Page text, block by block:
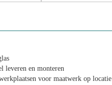
leveren en monteren
voor maatwerk op locatie